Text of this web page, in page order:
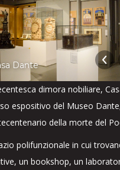
Dante
dimora nobiliare,
espositivo del Museo
della morte del
polifunzionale in cui
un bookshop, un